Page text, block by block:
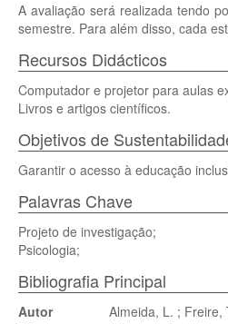
A avaliação será realizada tendo
semestre. Para além disso, cada
Recursos Didácticos
Computador e projetor para aulas
Livros e artigos científicos.
Objetivos de
Garantir o acesso à educação
Palavras Chave
Projeto de investigação;
Psicologia;
Bibliografia Principal
Autor
Almeida, L. ; Freire,